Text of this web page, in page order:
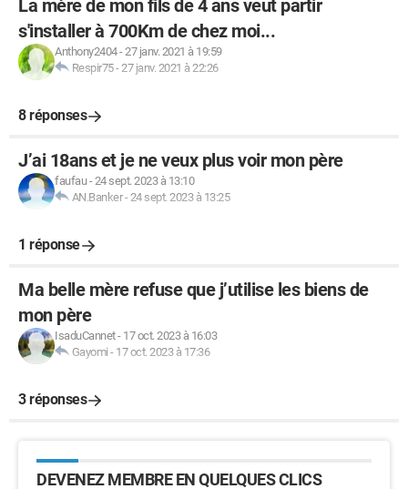
La mère de mon fils de 4 ans veut partir
s'installer à 700Km de chez moi...
Anthony2404-27 janv. 2021 à 19:59
Respir75-27 janv. 2021 à 22:26
8 réponses
J’ai 18ans et je ne veux plus voir mon père
faufau-24 sept. 2023 à 13:10
AN.Banker-24 sept. 2023 à 13:25
1 réponse
Ma belle mère refuse que j’utilise les biens de
mon père
IsaduCannet- 17 oct. 2023 à 16:03
Gayomi - 17 oct. 2023 à 17:36
3 réponses
DEVENEZ MEMBRE EN QUELQUES CLICS